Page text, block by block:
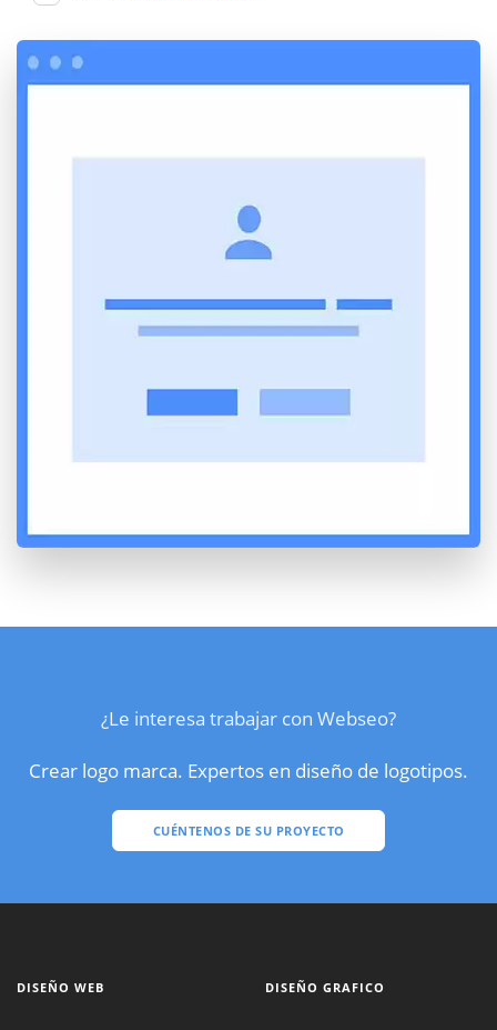
¿Le interesa trabajar con Webseo?
Crear logo marca. Expertos en diseño de logotipos.
CUÉNTENOS DE SU PROYECTO
DISEÑO WEB DISEÑO GRAFICO